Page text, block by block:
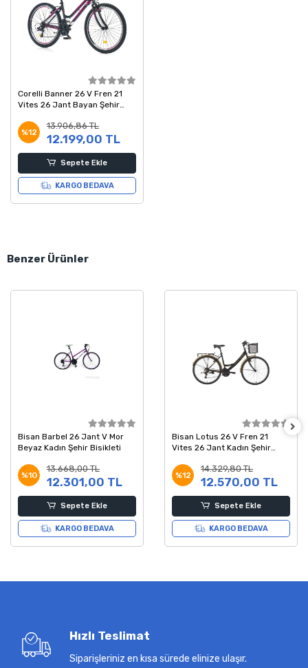
Corelli Banner 26 V Fren 21
Vites 26 Jant Bayan Şehir
%12
13.906,86 TL
12.199,00 TL
Sepete Ekle
KARGO BEDAVA
Benzer Ürünler
Bisan Barbel 26 Jant V Mor
Beyaz Kadın Şehir Bisikleti
%10
13.668,00 TL
12.301,00 TL
Sepete Ekle
KARGO BEDAVA
Bisan Lotus 26 V Fren 21
Vites 26 Jant Kadın Şehir
Kadro
%12
14.329,80 TL
12.570,00 TL
Sepete Ekle
KARGO BEDAVA
Hızlı Teslimat
Siparişleriniz en kısa sürede elinize ulaşır.